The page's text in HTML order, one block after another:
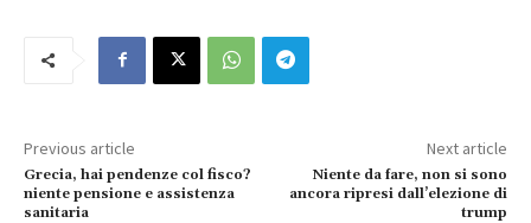
Previous article
Grecia, hai pendenze col fisco?
niente pensione e assistenza
sanitaria
Next article
Niente da fare, non si sono
ancora ripresi dall’elezione di
trump